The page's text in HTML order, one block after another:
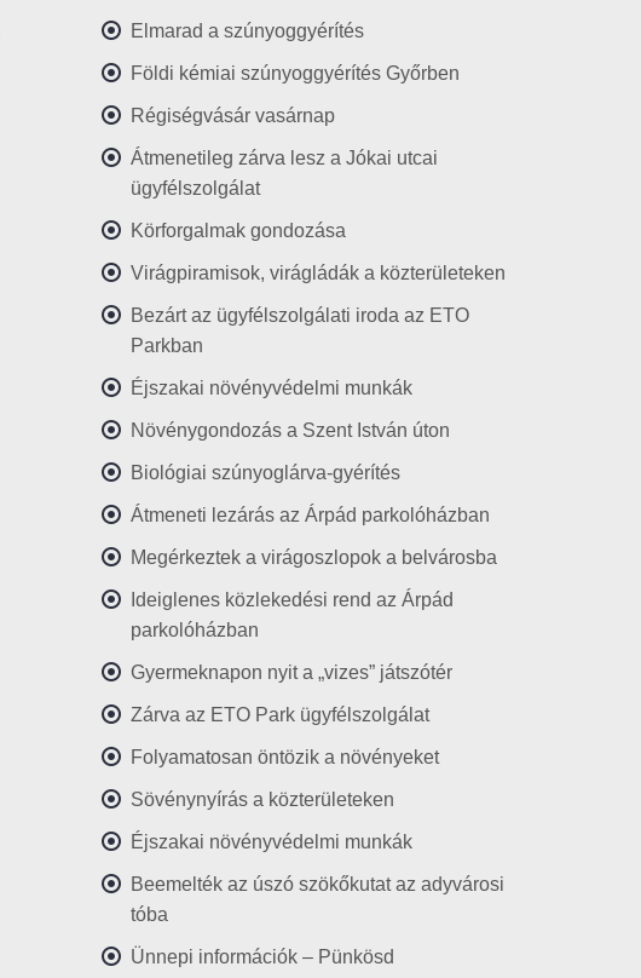
Elmarad a szúnyoggyérítés
Földi kémiai szúnyoggyérítés Győrben
Régiségvásár vasárnap
Átmenetileg zárva lesz a Jókai utcai
ügyfélszolgálat
Körforgalmak gondozása
Virágpiramisok, virágládák a közterületeken
Bezárt az ügyfélszolgálati iroda az ETO
Parkban
Éjszakai növényvédelmi munkák
Növénygondozás a Szent István úton
Biológiai szúnyoglárva-gyérítés
Átmeneti lezárás az Árpád parkolóházban
Megérkeztek a virágoszlopok a belvárosba
Ideiglenes közlekedési rend az Árpád
parkolóházban
Gyermeknapon nyit a „vizes” játszótér
Zárva az ETO Park ügyfélszolgálat
Folyamatosan öntözik a növényeket
Sövénynyírás a közterületeken
Éjszakai növényvédelmi munkák
Beemelték az úszó szökőkutat az adyvárosi
tóba
Ünnepi információk – Pünkösd